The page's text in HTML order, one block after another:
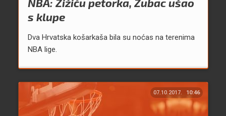
s klupe
Dva Hrvatska košarkaša bila su noćas na terenima
NBA lige.
07.10.2017. 10:46